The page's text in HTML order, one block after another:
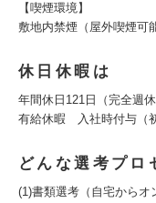
【喫煙環境】
敷地内禁煙（屋外喫煙可
休日休暇は
年間休日121日（完全週
有給休暇 入社時付与（
どんな選考プロ
(1)書類選考（自宅からオ